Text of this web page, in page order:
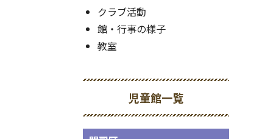
クラブ活動
館・行事の様子
教室
児童館一覧